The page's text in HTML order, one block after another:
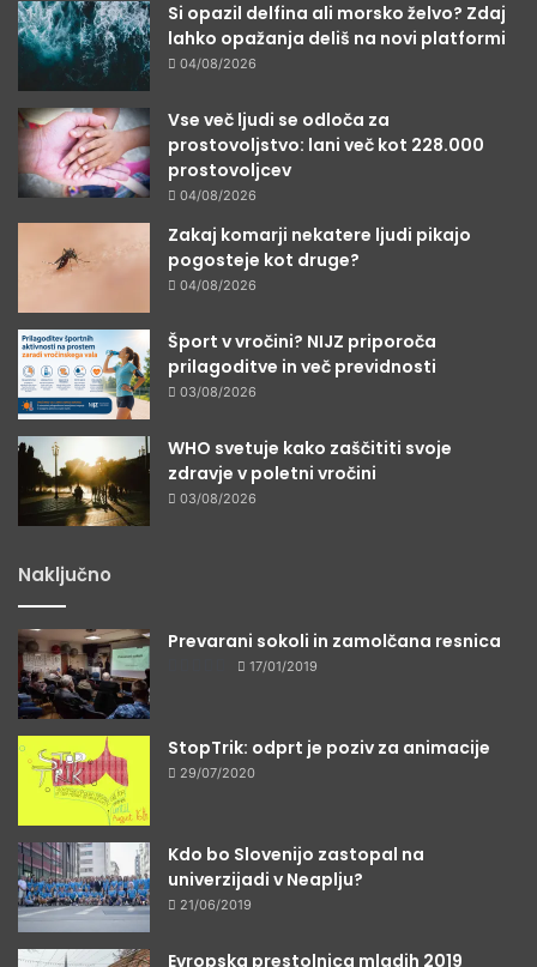
Si opazil delfina ali morsko želvo? Zdaj
lahko opažanja deliš na novi platformi
04/08/2026
Vse več ljudi se odloča za
prostovoljstvo: lani več kot 228.000
prostovoljcev
04/08/2026
Zakaj komarji nekatere ljudi pikajo
pogosteje kot druge?
04/08/2026
Šport v vročini? NIJZ priporoča
prilagoditve in več previdnosti
03/08/2026
WHO svetuje kako zaščititi svoje
zdravje v poletni vročini
03/08/2026
Naključno
Prevarani sokoli in zamolčana resnica
17/01/2019
StopTrik: odprt je poziv za animacije
29/07/2020
Kdo bo Slovenijo zastopal na
univerzijadi v Neaplju?
21/06/2019
Evropska prestolnica mladih 2019